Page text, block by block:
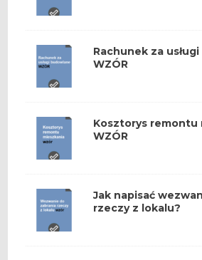
Rachunek za
WZÓR
Kosztorys remontu
WZÓR
Jak napisać
rzeczy z lokalu?